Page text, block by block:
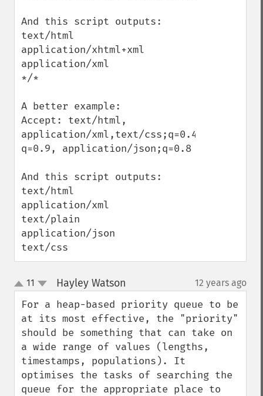
And this script outputs:
text/html
application/xhtml+xml
application/xml
*/*
A better example:
Accept: text/html,
application/xml,text/css;q=0.4,text/
q=0.9, application/json;q=0.8
And this script outputs:
text/html
application/xml
text/plain
application/json
text/css
up
down
11 Hayley Watson 12 years ago
For a heap-based priority queue to be
at its most effective, the "priority"
should be something that can take on
a wide range of values (lengths,
timestamps, populations). It
optimises the tasks of searching the
queue for the appropriate place to